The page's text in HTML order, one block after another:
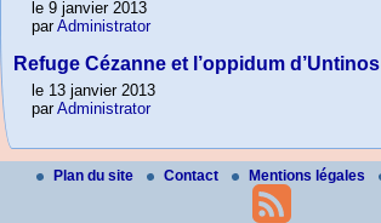
le 9 janvier 2013
parAdministrator
Refuge Cézanne et l’oppidum d’Untinos
le 13 janvier 2013
parAdministrator
Plan du site Contact Mentions légales